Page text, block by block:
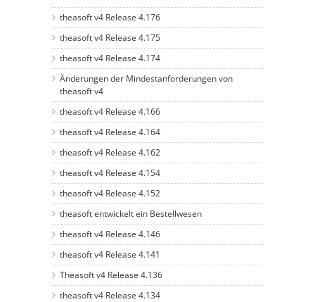
theasoft v4 Release 4.176
theasoft v4 Release 4.175
theasoft v4 Release 4.174
Änderungen der Mindestanforderungen von
theasoft v4
theasoft v4 Release 4.166
theasoft v4 Release 4.164
theasoft v4 Release 4.162
theasoft v4 Release 4.154
theasoft v4 Release 4.152
theasoft entwickelt ein Bestellwesen
theasoft v4 Release 4.146
theasoft v4 Release 4.141
Theasoft v4 Release 4.136
theasoft v4 Release 4.134